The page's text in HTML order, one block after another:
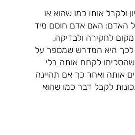
ולקבל אותו כמו שהוא או
האדם: האם אדם חוסם מיד
לחקירה ולבדיקה,
לכך היא המדרש שמספר על
לקחת אותה בלי
אותה ואחר כך אם תהיינה
לקבל דבר כמו שהוא